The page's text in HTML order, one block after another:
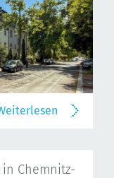
Chemnitz-